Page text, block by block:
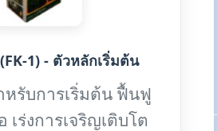
(FK-1) - ตัวหลักเริ่มต้น
หรับการเริ่มต้น ฟื้นฟู
ร่งการเจริญเติบโต